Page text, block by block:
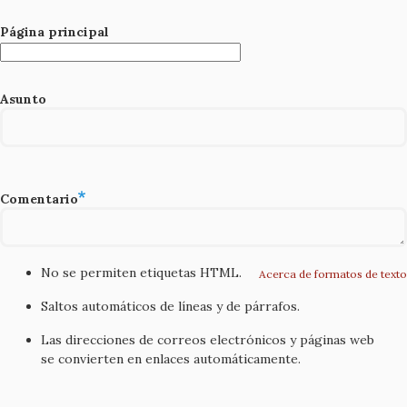
Página principal
Asunto
Comentario
Acerca de formatos de texto
No se permiten etiquetas HTML.
Saltos automáticos de líneas y de párrafos.
Las direcciones de correos electrónicos y páginas web
se convierten en enlaces automáticamente.